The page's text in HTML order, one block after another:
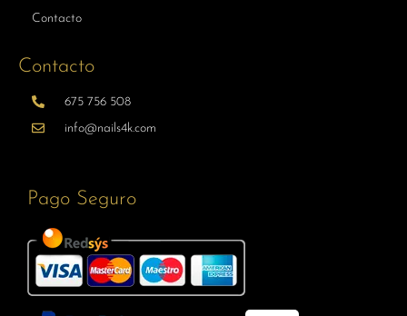
Contacto
Contacto
675 756 508
info@nails4k.com
Pago Seguro